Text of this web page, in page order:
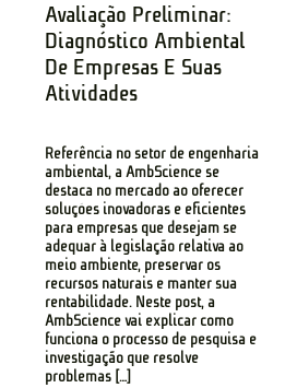
Avaliação Preliminar:
Diagnóstico Ambiental
De Empresas E Suas
Atividades
Referência no setor de engenharia
ambiental, a AmbScience se
destaca no mercado ao oferecer
soluções inovadoras e eficientes
para empresas que desejam se
adequar à legislação relativa ao
meio ambiente, preservar os
recursos naturais e manter sua
rentabilidade. Neste post, a
AmbScience vai explicar como
funciona o processo de pesquisa e
investigação que resolve
problemas […]